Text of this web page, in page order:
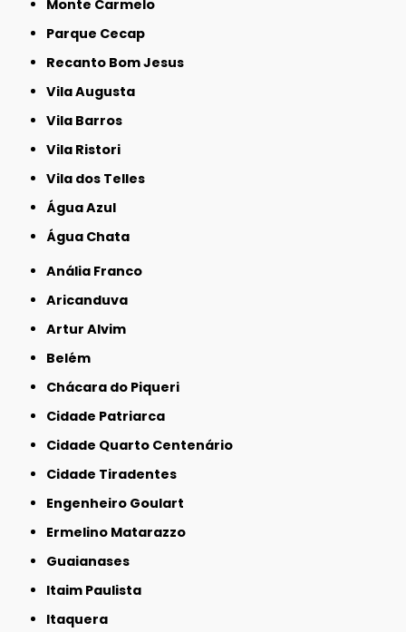
Monte Carmelo
Parque Cecap
Recanto Bom Jesus
Vila Augusta
Vila Barros
Vila Ristori
Vila dos Telles
Água Azul
Água Chata
Anália Franco
Aricanduva
Artur Alvim
Belém
Chácara do Piqueri
Cidade Patriarca
Cidade Quarto Centenário
Cidade Tiradentes
Engenheiro Goulart
Ermelino Matarazzo
Guaianases
Itaim Paulista
Itaquera